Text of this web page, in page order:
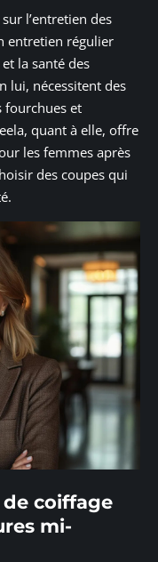
l’entretien des
entretien régulier
la santé des
lui, nécessitent des
fourchues et
quant à elle, offre
les femmes après
des coupes qui
de coiffage
mi-